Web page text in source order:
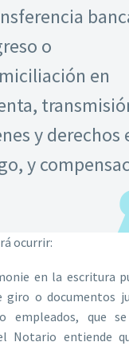
o
en
y derechos
y
ocurrir:
en la escritura
giro o documentos
empleados, que
Notario entiende